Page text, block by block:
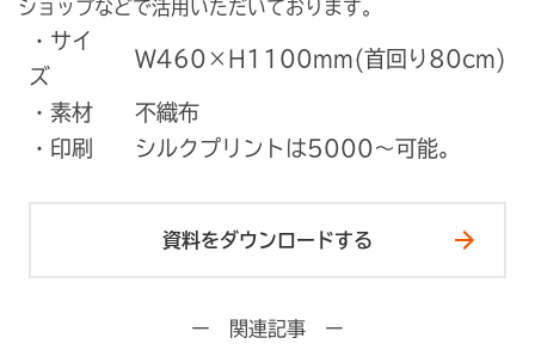
ショップなどで活用いただいております。
・サイ
ズ
W460×H1100mm(首回り80cm)
・素材
不織布
・印刷
シルクプリントは5000～可能。
資料をダウンロードする
ー 関連記事 ー